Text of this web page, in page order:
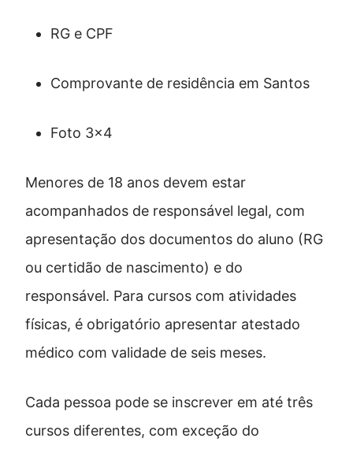
RG e CPF
Comprovante de residência em Santos
Foto 3×4
Menores de 18 anos devem estar
acompanhados de responsável legal, com
apresentação dos documentos do aluno (RG
ou certidão de nascimento) e do
responsável. Para cursos com atividades
físicas, é obrigatório apresentar atestado
médico com validade de seis meses.
Cada pessoa pode se inscrever em até três
cursos diferentes, com exceção do